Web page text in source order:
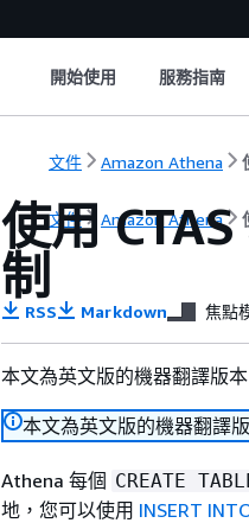
開始使用 服務指南
文件 Amazon Athena
文件 Amazon Athena
使用
制
RSS Markdown 焦點
本文為英文版的機器翻譯版
本文為英文版的機器翻譯
Athena 每個 CREATE
地，您可以使用 INSERT